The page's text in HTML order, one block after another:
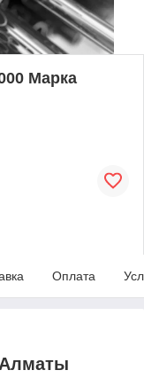
Марка
Оплата